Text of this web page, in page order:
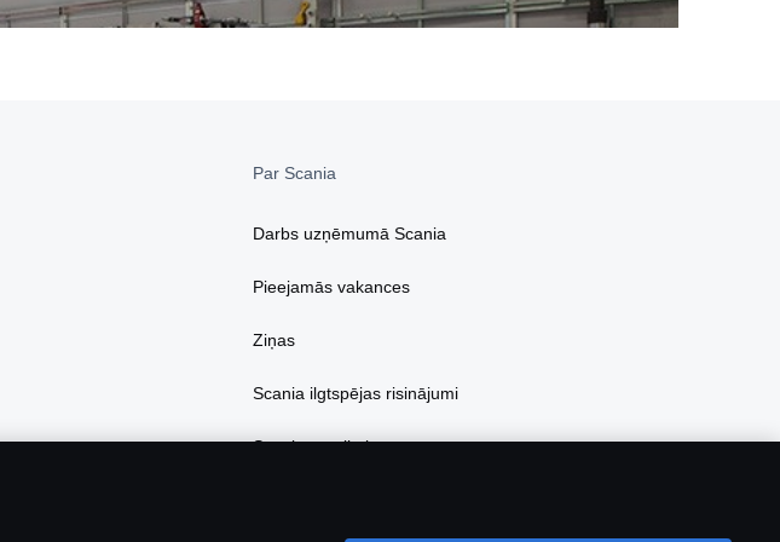
Par Scania
Darbs uzņēmumā Scania
Pieejamās vakances
Ziņas
Scania ilgtspējas risinājumi
Scania e-veikals